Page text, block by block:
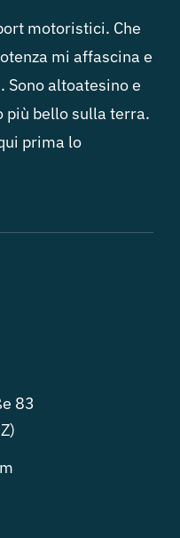
motoristici. Che
mi affascina e
altoatesino e
più bello sulla terra.
prima lo
83